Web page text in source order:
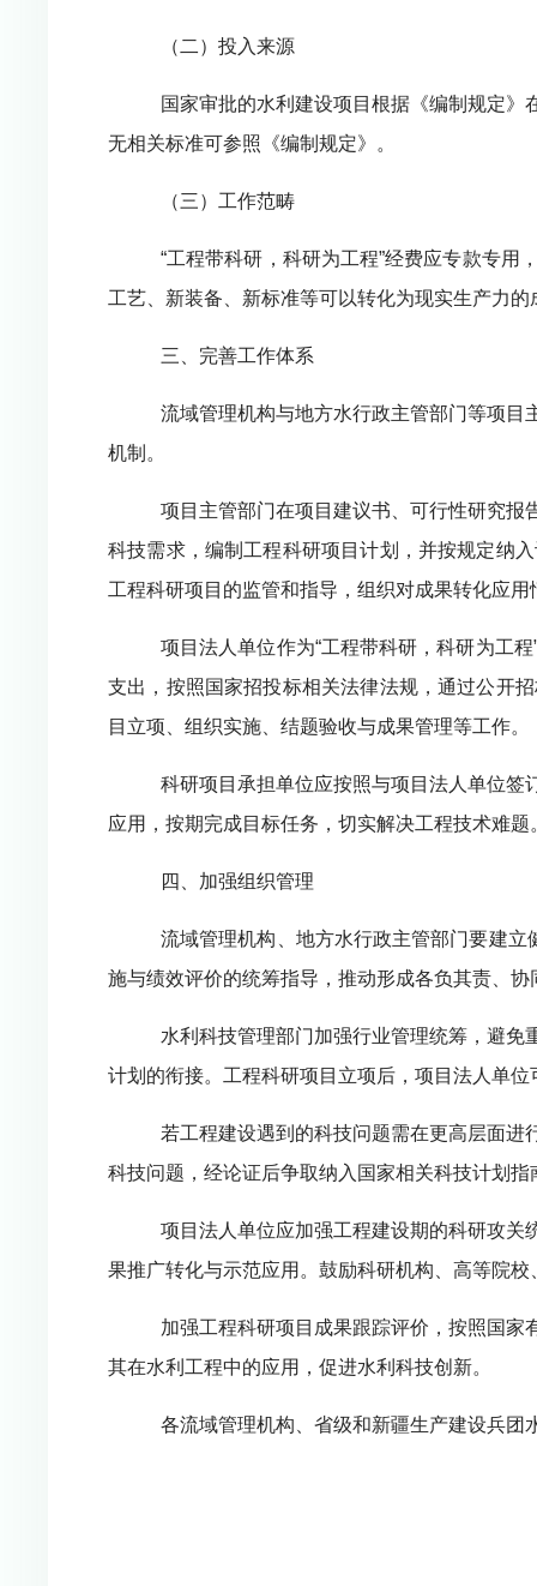
（二）投入来源
国家审批的水利建设项目根据《编制规定
无相关标准可参照《编制规定》。
（三）工作范畴
“工程带科研，科研为工程”经费应专款专
工艺、新装备、新标准等可以转化为现实生产力
三、完善工作体系
流域管理机构与地方水行政主管部门等项目
机制。
项目主管部门在项目建议书、可行性研究报
科技需求，编制工程科研项目计划，并按规定纳
工程科研项目的监管和指导，组织对成果转化应
项目法人单位作为“工程带科研，科研为工
支出，按照国家招投标相关法律法规，通过公开
目立项、组织实施、结题验收与成果管理等工作。
科研项目承担单位应按照与项目法人单位签
应用，按期完成目标任务，切实解决工程技术难题
四、加强组织管理
流域管理机构、地方水行政主管部门要建立
施与绩效评价的统筹指导，推动形成各负其责、
水利科技管理部门加强行业管理统筹，避
计划的衔接。工程科研项目立项后，项目法人单
若工程建设遇到的科技问题需在更高层面
科技问题，经论证后争取纳入国家相关科技计划
项目法人单位应加强工程建设期的科研攻关
果推广转化与示范应用。鼓励科研机构、高等院
加强工程科研项目成果跟踪评价，按照国
其在水利工程中的应用，促进水利科技创新。
各流域管理机构、省级和新疆生产建设兵团